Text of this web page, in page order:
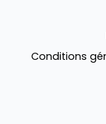
Conditions